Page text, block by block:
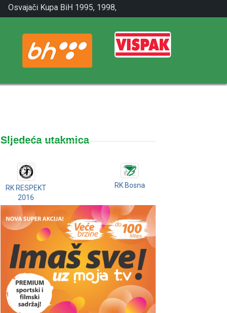
Osvajači Kupa BiH 1995, 1998,
2001.
Sljedeća utakmica
RK RESPEKT
2016
RK Bosna